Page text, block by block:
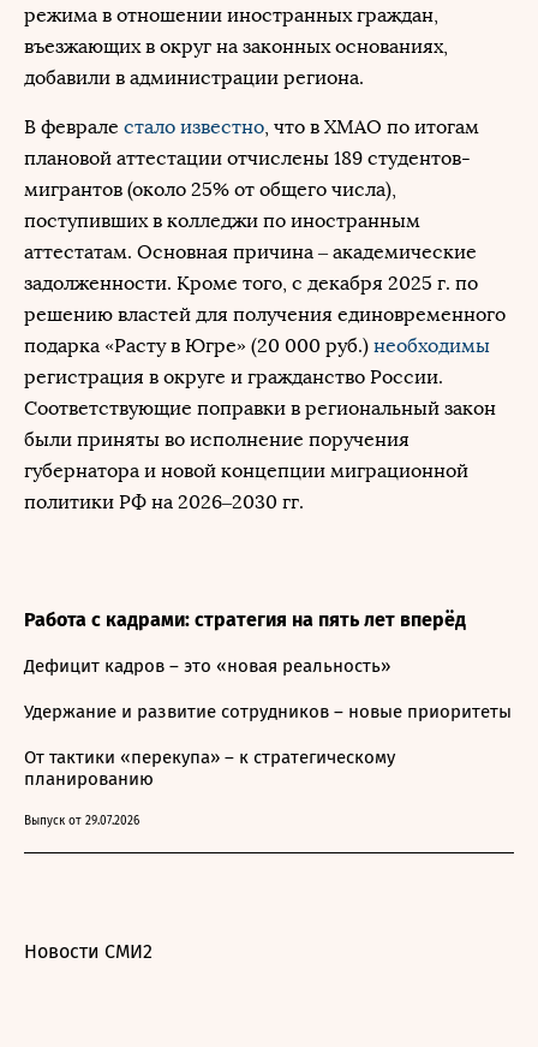
режима в отношении иностранных граждан,
въезжающих в округ на законных основаниях,
добавили в администрации региона.
В феврале стало известно, что в ХМАО по итогам
плановой аттестации отчислены 189 студентов-
мигрантов (около 25% от общего числа),
поступивших в колледжи по иностранным
аттестатам. Основная причина – академические
задолженности. Кроме того, с декабря 2025 г. по
решению властей для получения единовременного
подарка «Расту в Югре» (20 000 руб.) необходимы
регистрация в округе и гражданство России.
Соответствующие поправки в региональный закон
были приняты во исполнение поручения
губернатора и новой концепции миграционной
политики РФ на 2026–2030 гг.
Работа с кадрами: стратегия на пять лет вперёд
Дефицит кадров – это «новая реальность»
Удержание и развитие сотрудников – новые приоритеты
От тактики «перекупа» – к стратегическому
планированию
Выпуск от 29.07.2026
Новости СМИ2